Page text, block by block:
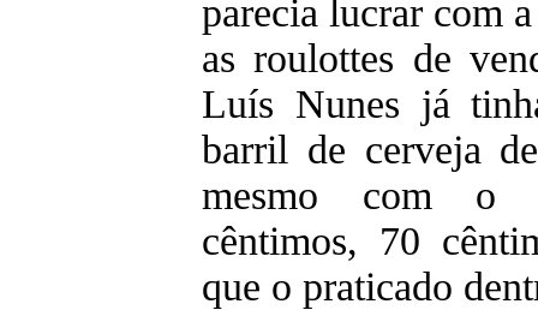
parecia lucrar com
as roulottes de
Luís Nunes já
barril de cerveja
mesmo com o
cêntimos, 70
que o praticado